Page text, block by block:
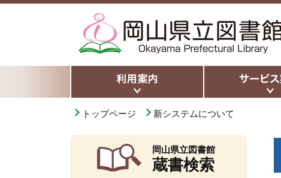
トップページ 新システムについて
岡山県立図書館
蔵書検索